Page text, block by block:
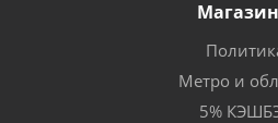
Метро и
5%